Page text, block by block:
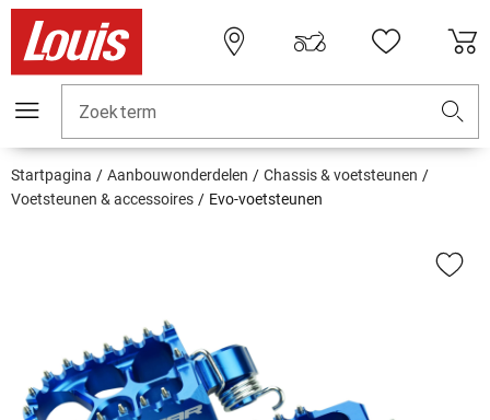
Zoekterm
Startpagina Aanbouwonderdelen
Chassis & voetsteunen
Voetsteunen & accessoires
Evo-voetsteunen